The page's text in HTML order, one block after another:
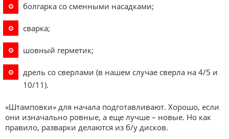
болгарка со сменными насадками;
сварка;
шовный герметик;
дрель со сверлами (в нашем случае сверла на 4/5 и
10/11).
«Штамповки» для начала подготавливают. Хорошо, если
они изначально ровные, а еще лучше – новые. Но как
правило, разварки делаются из б/у дисков.